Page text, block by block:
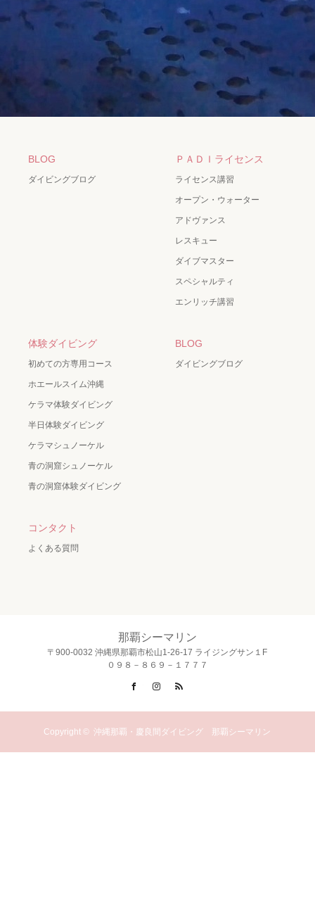
BLOG
ダイビングブログ
ＰＡＤＩライセンス
ライセンス講習
オープン・ウォーター
アドヴァンス
レスキュー
ダイブマスター
スペシャルティ
エンリッチ講習
体験ダイビング
初めての方専用コース
ホエールスイム沖縄
ケラマ体験ダイビング
半日体験ダイビング
ケラマシュノーケル
青の洞窟シュノーケル
青の洞窟体験ダイビング
BLOG
ダイビングブログ
コンタクト
よくある質問
那覇シーマリン
〒900-0032 沖縄県那覇市松山1-26-17 ライジングサン１F
０９８－８６９－１７７７
FacebookInstagram
Copyright ©沖縄那覇・慶良間ダイビング 那覇シーマリン